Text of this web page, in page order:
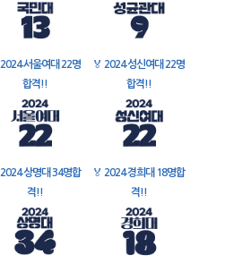
2024 서울여대 22명
합격!!
🏅 2024 성신여대 22명
합격!!
2024 상명대 34명합
격!!
🏅 2024 경희대 18명합
격!!